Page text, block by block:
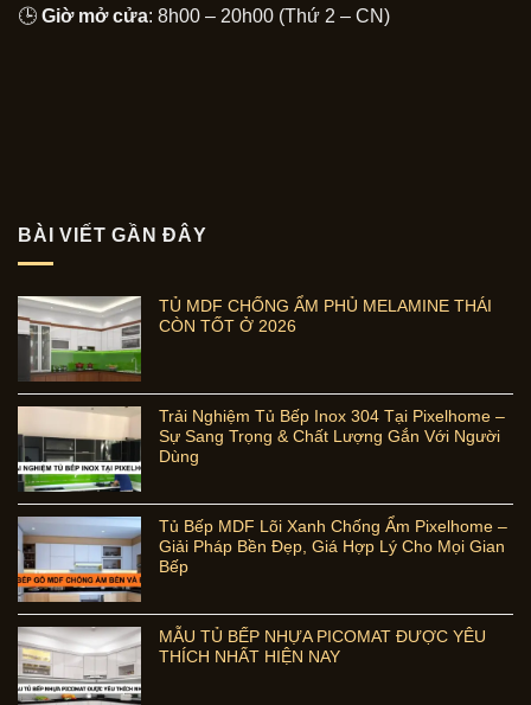
BÀI VIẾT GẦN ĐÂY
TỦ MDF CHỐNG ẨM PHỦ MELAMINE THÁI
CÒN TỐT Ở 2026
Trải Nghiệm Tủ Bếp Inox 304 Tại Pixelhome –
Sự Sang Trọng & Chất Lượng Gắn Với Người
Dùng
Tủ Bếp MDF Lõi Xanh Chống Ẩm Pixelhome –
Giải Pháp Bền Đẹp, Giá Hợp Lý Cho Mọi Gian
Bếp
MẪU TỦ BẾP NHỰA PICOMAT ĐƯỢC YÊU
THÍCH NHẤT HIỆN NAY
🕒 Giờ mở cửa: 8h00 – 20h00 (Thứ 2 – CN)